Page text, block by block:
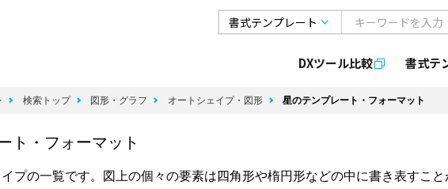
DXツール比較 書式テ
検索トップ 図形・グラフ オートシェイプ・図形 星のテンプレート・フォーマット
ト・フォーマット
プの一覧です。図上の個々の要素は四角形や楕円形などの中に書き表すこ